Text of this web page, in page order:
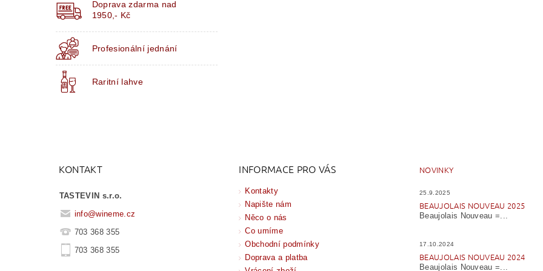
Doprava zdarma nad
1950,- Kč
Profesionální jednání
Raritní lahve
KONTAKT
TASTEVIN s.r.o.
info@wineme.cz
703 368 355
703 368 355
INFORMACE PRO VÁS
Kontakty
Napište nám
Něco o nás
Co umíme
Obchodní podmínky
Doprava a platba
NOVINKY
25.9.2025
BEAUJOLAIS NOUVEAU 2025
Beaujolais Nouveau =...
17.10.2024
BEAUJOLAIS NOUVEAU 2024
Beaujolais Nouveau =...